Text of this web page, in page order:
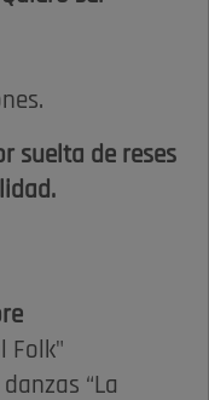
suelta de reses
Folk"
“La